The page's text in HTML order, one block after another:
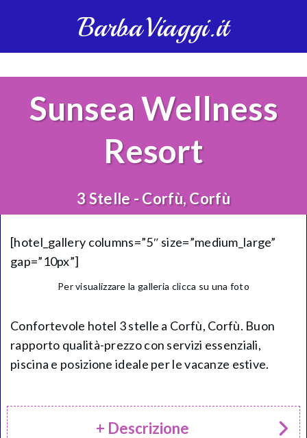
BarbaViaggi.it
Sunsea Wellness
Resort
3 Stelle - Corfù, Corfù
[hotel_gallery columns=”5″ size=”medium_large”
gap=”10px”]
Per visualizzare la galleria clicca su una foto
Confortevole hotel 3 stelle a Corfù, Corfù. Buon
rapporto qualità-prezzo con servizi essenziali,
piscina e posizione ideale per le vacanze estive.
+ Descrizione